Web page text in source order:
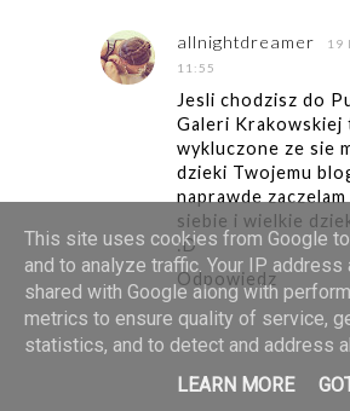
allnightdreamer
19
11:55
Jesli chodzisz do
Galeri Krakowskiej
wykluczone ze sie
dzieki Twojemu
naprawde zaczelam
siebie i wielkie
:D
Odpowiedz
This site uses cookies from Google
and to analyze traffic. Your IP address
shared with Google along with
metrics to ensure quality of service,
statistics, and to detect and address
LEARN MORE